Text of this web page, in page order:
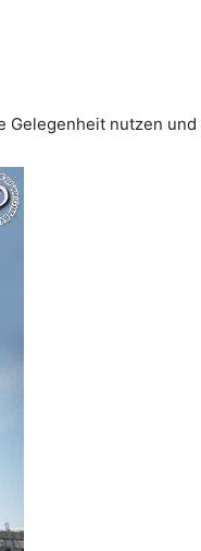
Gelegenheit nutzen